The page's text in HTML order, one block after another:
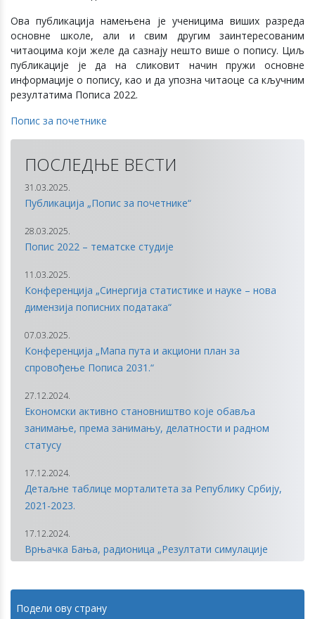
Ова публикација намењена је ученицима виших разреда
основне школе, али и свим другим заинтересованим
читаоцима који желе да сазнају нешто више о попису. Циљ
публикације је да на сликовит начин пружи основне
информације о попису, као и да упозна читаоце са кључним
резултатима Пописа 2022.
Попис за почетнике
ПОСЛЕДЊЕ ВЕСТИ
31.03.2025.
Публикација „Попис за почетнике“
28.03.2025.
Попис 2022 – тематске студије
11.03.2025.
Конференција „Синергија статистике и науке – нова
димензија пописних података“
07.03.2025.
Конференција „Мапа пута и акциони план за
спровођење Пописа 2031.“
27.12.2024.
Економски активно становништво које обавља
занимање, према занимању, делатности и радном
статусу
17.12.2024.
Детаљне таблице морталитета за Републику Србију,
2021-2023.
17.12.2024.
Врњачка Бања, радионица „Резултати симулације
Пројекције становништва Републике Србије 2022–
Подели ову страну